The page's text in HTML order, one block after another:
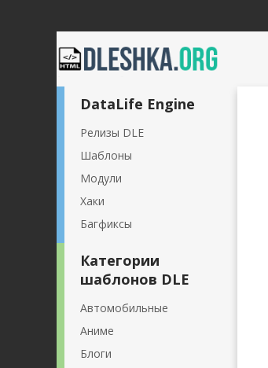
DataLife Engine
Релизы DLE
Шаблоны
Модули
Хаки
Багфиксы
Категории
шаблонов DLE
Автомобильные
Аниме
Блоги